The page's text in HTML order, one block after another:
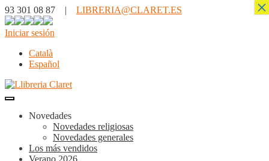
93 301 08 87 | LIBRERIA@CLARET.ES
Iniciar sesión
Català
Español
Novedades
Novedades religiosas
Novedades generales
Los más vendidos
Verano 2026
×